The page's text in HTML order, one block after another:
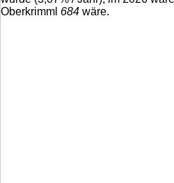
Oberkrimml 684 wäre.